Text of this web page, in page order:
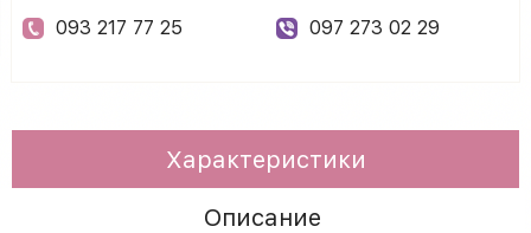
093 217 77 25 097 273 02 29
Характеристики
Описание